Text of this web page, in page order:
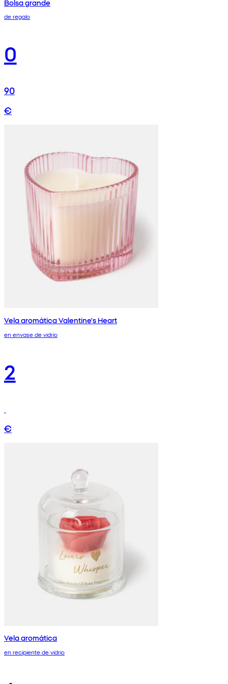
Bolsa grande
de regalo
0
90
€
Vela aromática Valentine's Heart
en envase de vidrio
2
€
Vela aromática
en recipiente de vidrio